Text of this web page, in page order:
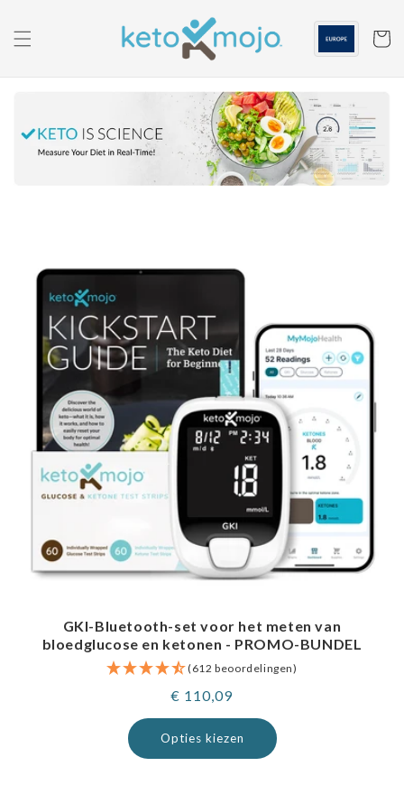
inhoud
GKI-Bluetooth-set voor het meten van
bloedglucose en ketonen - PROMO-BUNDEL
(612 beoordelingen)
Normale
prijs
€ 110,09
Opties kiezen